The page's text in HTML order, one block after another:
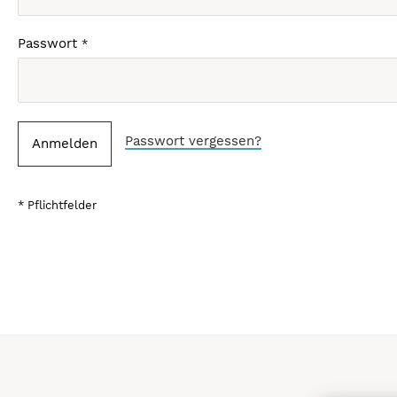
Passwort
Anmelden Passwort vergessen?